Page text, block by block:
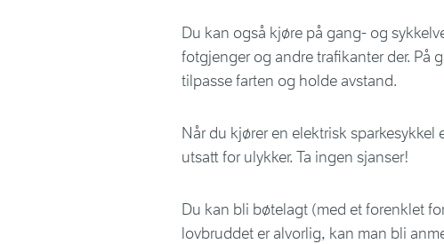
Du kan også kjøre på gang- og
fotgjenger og andre trafikanter der. På
tilpasse farten og holde avstand.
Når du kjører en elektrisk
utsatt for ulykker. Ta ingen sjanser!
Du kan bli bøtelagt (med et forenklet
lovbruddet er alvorlig, kan man bli